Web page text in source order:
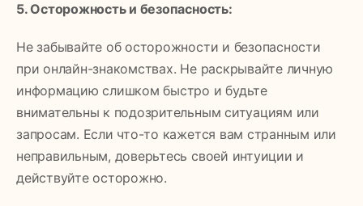
5. Осторожность и безопасность:
Не забывайте об осторожности и безопасности
при онлайн-знакомствах. Не раскрывайте личную
информацию слишком быстро и будьте
внимательны к подозрительным ситуациям или
запросам. Если что-то кажется вам странным или
неправильным, доверьтесь своей интуиции и
действуйте осторожно.